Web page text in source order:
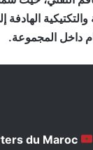
والتكتيكية
داخل المجموعة.
du Maroc